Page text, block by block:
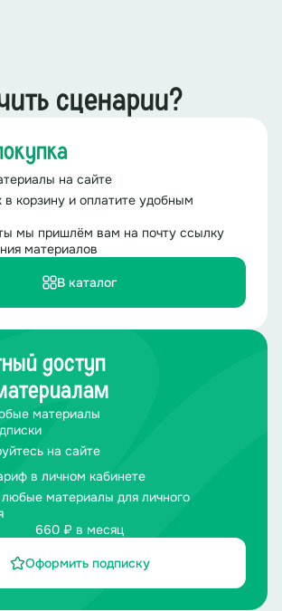
сценарии?
на сайте
в корзину и оплатите удобным
мы пришлём вам на почту ссылку
материалов
В каталог
доступ
материалы
на сайте
в личном кабинете
материалы для личного
660 ₽ в месяц
Оформить подписку